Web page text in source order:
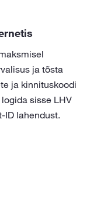
ja tõsta
ja kinnituskoodi
sisse LHV
ID lahendust.